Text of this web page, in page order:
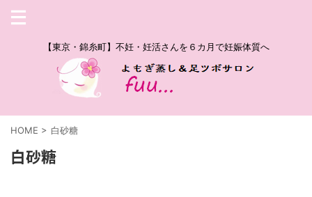
【東京・錦糸町】不妊・妊活さんを６カ月で妊娠体質へ
HOME > 白砂糖
白砂糖